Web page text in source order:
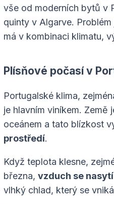
vše od moderních bytů v
quinty v Algarve.
má v kombinaci klimatu,
Plísňové počasí v
Portugalské klima,
je hlavním viníkem. Země
oceánem a tato blízkost
prostředí.
Když teplota klesne,
března, vzduch se
vlhký chlad, který se